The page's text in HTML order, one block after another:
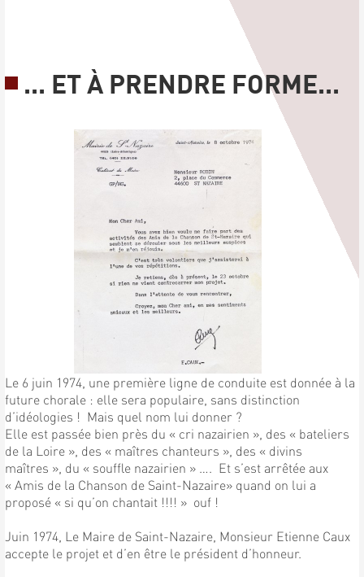
... ET À PRENDRE FORME...
Le 6 juin 1974, une première ligne de conduite est donnée à la
future chorale : elle sera populaire, sans distinction
d’idéologies ! Mais quel nom lui donner ?
Elle est passée bien près du « cri nazairien », des « bateliers
de la Loire », des « maîtres chanteurs », des « divins
maîtres », du « souffle nazairien » …. Et s’est arrêtée aux
« Amis de la Chanson de Saint-Nazaire» quand on lui a
proposé « si qu’on chantait !!!! » ouf !
Juin 1974, Le Maire de Saint-Nazaire, Monsieur Etienne Caux
accepte le projet et d’en être le président d’honneur.